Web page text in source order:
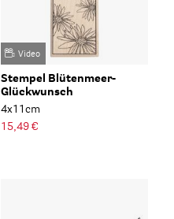
Video
Stempel Blütenmeer-
Glückwunsch
4x11cm
15,49 €